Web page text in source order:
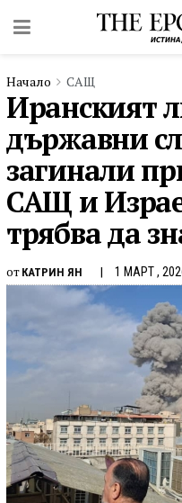
Начало САЩ
Иранският
държавни
загинали
САЩ и
трябва да
от КАТРИН ЯН 1 МАРТ ,